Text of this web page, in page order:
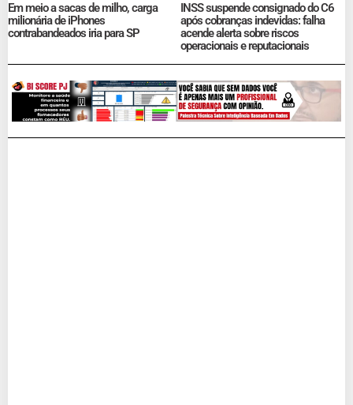
Em meio a sacas de milho, carga
milionária de iPhones
contrabandeados iria para SP
INSS suspende consignado do C6
após cobranças indevidas: falha
acende alerta sobre riscos
operacionais e reputacionais